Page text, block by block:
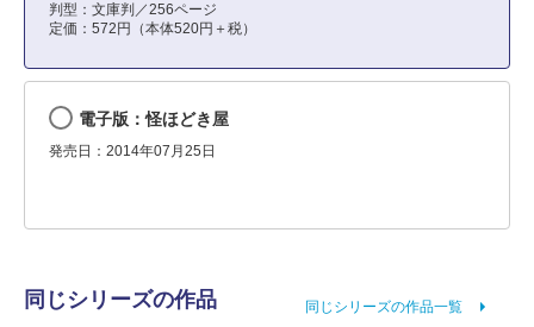
判型：文庫判／256ページ
定価：572円（本体520円＋税）
電子版：怪ほどき屋
発売日：2014年07月25日
同じシリーズの作品 同じシリーズの作品一覧